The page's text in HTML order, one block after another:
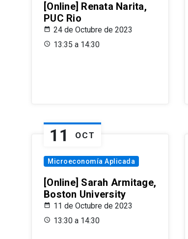
[Online] Renata Narita,
PUC Rio
24 de Octubre de 2023
13:35 a 14:30
11 OCT
Microeconomía Aplicada
[Online] Sarah Armitage,
Boston University
11 de Octubre de 2023
13:30 a 14:30